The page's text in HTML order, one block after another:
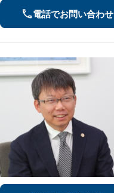
電話でお問い合わせ